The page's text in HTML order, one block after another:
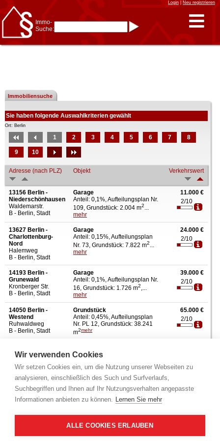
Wir verwenden Cookies
Wir setzen Cookies ein, um die Nutzung unserer Webseiten zu
analysieren, einschließlich des Such und Surfverlaufs,
Suchbegriffen und Ihnen auf Ihr Nutzungsverhalten angepasste
Informationen anbieten zu können. Lernen Sie mehr
ALLE COOKIES ERLAUBEN
Login| Neu registrieren
Immo-
Suche:
Kombinieren
z.B.: 15 Frankfurt
Frankfurt/Oder
am Main
Immobiliensuche
nach Kreis
nach Amtsgericht
97 Treffer
Immobiliensuche
Sie haben folgende Auswahlkriterien gewählt
Ort: Berlin
1 2 3 4 5 6 7 8
9 10
Adresse (nach PLZ) Objekt Verkehrswert
13156 Berlin -
Niederschönhausen
Waldemarstr.
B - Berlin, Stadt
Garage
Anteil: 0,1%, Aufteilungsplan Nr.
109, Grundstück: 2.004 m2...
mehr
11.000 €
2/10
13627 Berlin -
Charlottenburg-
Nord
Halemweg
B - Berlin, Stadt
Garage
Anteil: 0,15%, Aufteilungsplan
Nr. 73, Grundstück: 7.822 m2...
mehr
24.000 €
2/10
14193 Berlin -
Grunewald
Kronberger Str.
B - Berlin, Stadt
Garage
Anteil: 0,1%, Aufteilungsplan Nr.
16, Grundstück: 1.726 m2,...
mehr
39.000 €
2/10
14050 Berlin -
Westend
Ruhwaldweg
B - Berlin, Stadt
Grundstück
Anteil: 0,45%, Aufteilungsplan
Nr. PL 12, Grundstück: 38.241
m2mehr
65.000 €
2/10
Spandau
B - Berlin, Stadt
Anteil: 0,57%, Aufteilungsplan
Nr. 43, Grundstück: 6.839 m
mehr
13158 Berlin -
Wilhelmsruh
Hauptstr.
Eigentumswohnung
Anteil: 2,02%, Aufteilungsplan
Nr. 25, Grundstück: 2.084 m 2...
100.000 €
Grünlingweg
Eigentumswohnung
Anteil: 2,1%, Aufteilungsplan Nr.
10, Grundstück: 2.512 m2,...